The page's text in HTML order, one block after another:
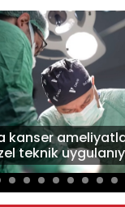
kanser
teknik